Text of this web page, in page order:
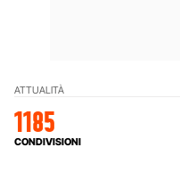
ATTUALITÀ
1185
CONDIVISIONI